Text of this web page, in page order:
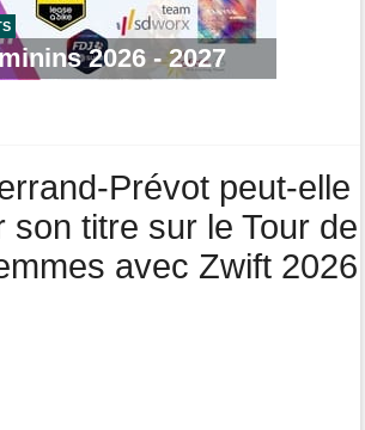
dû me retenir pour ne pas attaquer trop tôt"
fait coup double sur la 7e étape
après une nouvelle chute
2026 - 2027
Prévot peut-elle
son titre sur le Tour de
avec Zwift 2026